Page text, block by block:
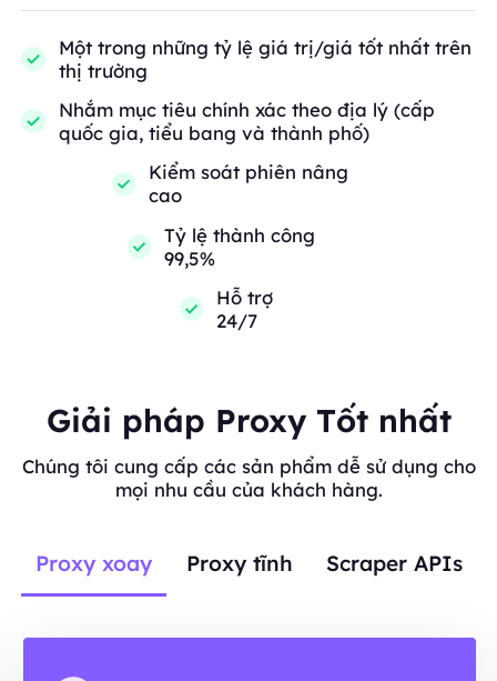
Một trong những tỷ lệ giá trị/giá tốt nhất trên
thị trường
Nhắm mục tiêu chính xác theo địa lý (cấp
quốc gia, tiểu bang và thành phố)
Kiểm soát phiên nâng
cao
Tỷ lệ thành công
99,5%
Hỗ trợ
24/7
Giải pháp Proxy Tốt nhất
Chúng tôi cung cấp các sản phẩm dễ sử dụng cho
mọi nhu cầu của khách hàng.
Proxy xoay Proxy tĩnh Scraper APIs